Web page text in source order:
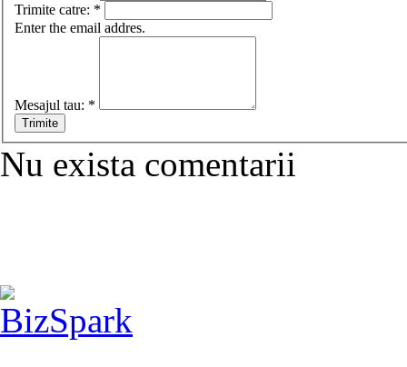
Trimite catre: *
Enter the email addres.
Mesajul tau: *
Nu exista comentarii